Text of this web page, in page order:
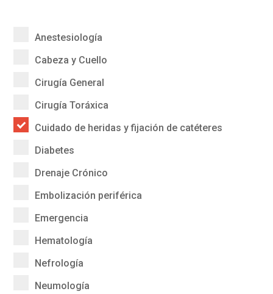
Anestesiología
Cabeza y Cuello
Cirugía General
Cirugía Toráxica
Cuidado de heridas y fijación de catéteres
Diabetes
Drenaje Crónico
Embolización periférica
Emergencia
Hematología
Nefrología
Neumología